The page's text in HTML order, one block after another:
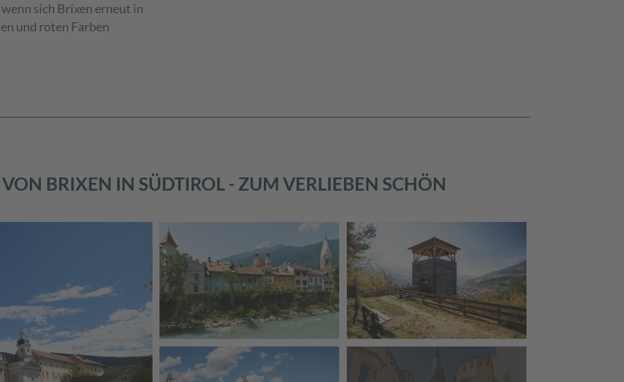
sich Brixen erneut in
und roten Farben
BRIXEN IN SÜDTIROL - ZUM VERLIEBEN SCHÖN